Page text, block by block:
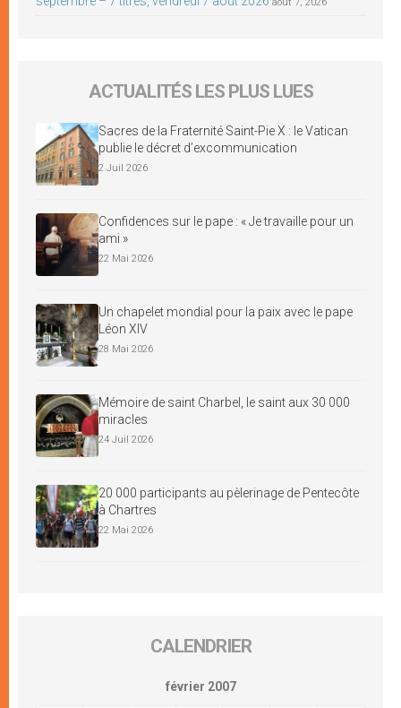
ACTUALITÉS LES PLUS LUES
Sacres de la Fraternité Saint-Pie X : le Vatican
publie le décret d’excommunication
2 Juil 2026
Confidences sur le pape : « Je travaille pour un
ami »
22 Mai 2026
Un chapelet mondial pour la paix avec le pape
Léon XIV
28 Mai 2026
Mémoire de saint Charbel, le saint aux 30 000
miracles
24 Juil 2026
20 000 participants au pèlerinage de Pentecôte
à Chartres
22 Mai 2026
CALENDRIER
février 2007